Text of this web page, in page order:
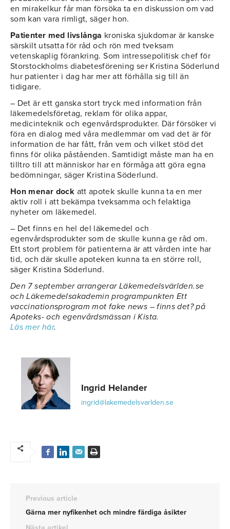
en mirakelkur får man försöka ta en diskussion om vad
som kan vara rimligt, säger hon.
Patienter med livslånga kroniska sjukdomar är kanske
särskilt utsatta för råd och rön med tveksam
vetenskaplig förankring. Som intressepolitisk chef för
Storstockholms diabetesförening ser Kristina Söderlund
hur patienter i dag har mer att förhålla sig till än
tidigare.
– Det är ett ganska stort tryck med information från
läkemedelsföretag, reklam för olika appar,
medicinteknik och egenvårdsprodukter. Där försöker vi
föra en dialog med våra medlemmar om vad det är för
information de har fått, från vem och vilket stöd det
finns för olika påståenden. Samtidigt måste man ha en
tilltro till att människor har en förmåga att göra egna
bedömningar, säger Kristina Söderlund.
Hon menar dock att apotek skulle kunna ta en mer
aktiv roll i att bekämpa tveksamma och felaktiga
nyheter om läkemedel.
– Det finns en hel del läkemedel och
egenvårdsprodukter som de skulle kunna ge råd om.
Ett stort problem för patienterna är att vården inte har
tid, och där skulle apoteken kunna ta en större roll,
säger Kristina Söderlund.
Den 7 september arrangerar Läkemedelsvärlden.se
och Läkemedelsakademin programpunkten Ett
vaccinationsprogram mot fake news – finns det? på
Apoteks- och egenvårdsmässan i Kista.
Läs mer här.
Ingrid Helander
ingrid@lakemedelsvarlden.se
Previous article
Gärna mer nyfikenhet och mindre färdiga åsikter